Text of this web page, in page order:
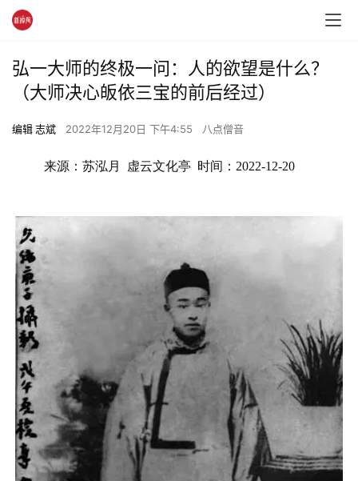
弘一大师的终极一问：人的欲望是什么？
（大师决心皈依三宝的前后经过）
编辑 志斌 2022年12月20日 下午4:55 八点僧音
来源：苏泓月  虚云文化亭  时间：2022-12-20